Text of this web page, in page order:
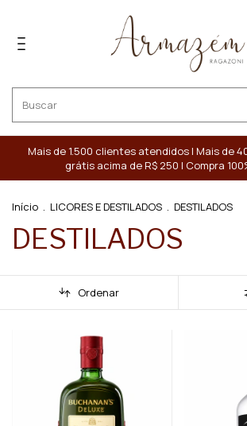
Mais de 1.500 clientes atendidos | Mais de
grátis acima de R$ 250 | Compra
Início . LICORES E DESTILADOS . DESTILADOS
DESTILADOS
Ordenar